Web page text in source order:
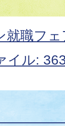
就職フ
イル: